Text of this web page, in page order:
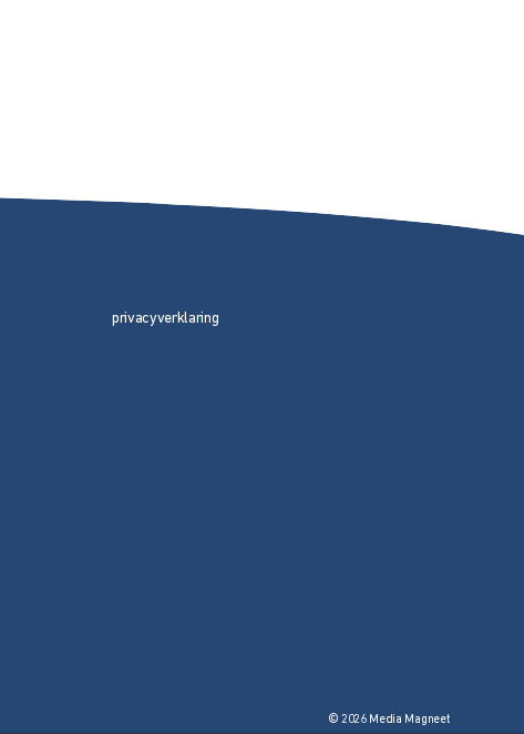
privacyverklaring
© 2026 Media Magneet